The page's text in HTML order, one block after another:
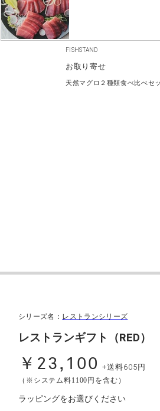
FISHSTAND
お取り寄せ
シリーズ名： レストランシリーズ
レストランギフト（RED）
￥23,100 +送料605円
（※システム料1100円を含む）
ラッピングをお選びください